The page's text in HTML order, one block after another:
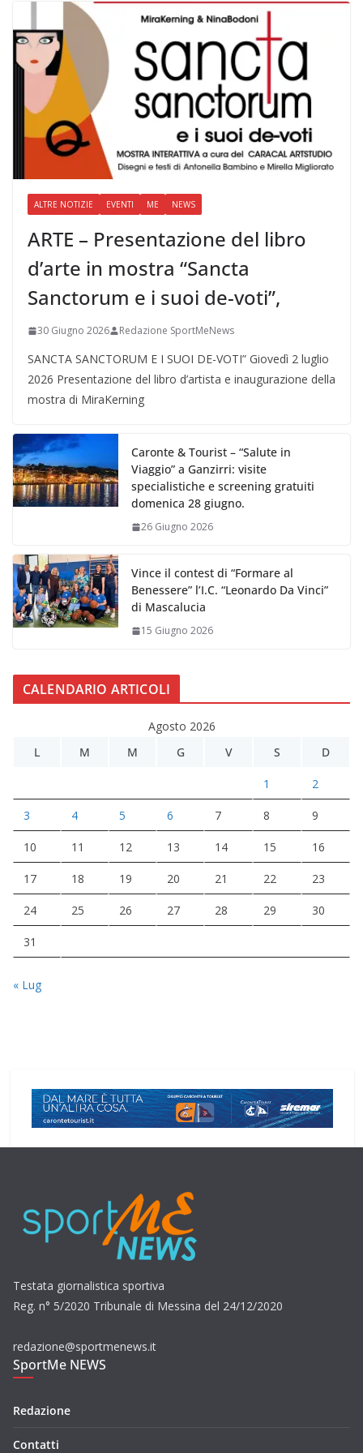
ALTRE NOTIZIE EVENTI ME NEWS
ARTE – Presentazione del libro
d’arte in mostra “Sancta
Sanctorum e i suoi de-voti”,
30 Giugno 2026 Redazione SportMeNews
SANCTA SANCTORUM E I SUOI DE-VOTI” Giovedì 2 luglio
2026 Presentazione del libro d’artista e inaugurazione della
mostra di MiraKerning
Caronte & Tourist – “Salute in
Viaggio” a Ganzirri: visite
specialistiche e screening gratuiti
domenica 28 giugno.
26 Giugno 2026
Vince il contest di “Formare al
Benessere” l’I.C. “Leonardo Da Vinci”
di Mascalucia
15 Giugno 2026
CALENDARIO ARTICOLI
Agosto 2026
L
M M G V S D
1 2
3 4 5 6 7 8 9
10 11 12 13 14 15 16
17 18 19 20 21 22 23
24 25 26 27 28 29 30
31
« Lug
Testata giornalistica sportiva
Reg. n° 5/2020 Tribunale di Messina del 24/12/2020
redazione@sportmenews.it
SportMe NEWS
Redazione
Contatti